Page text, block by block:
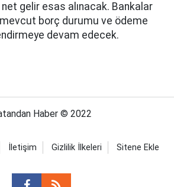
gelir esas alınacak. Bankalar
mevcut borç durumu ve ödeme
devam edecek.
Haber © 2022
İletişim Gizlilik İlkeleri Sitene Ekle